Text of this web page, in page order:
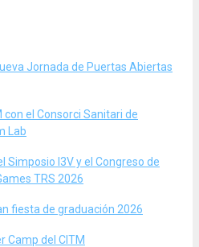
Jornada de Puertas Abiertas
con el Consorci Sanitari de
Lab
Simposio I3V y el Congreso de
TRS 2026
fiesta de graduación 2026
Camp del CITM